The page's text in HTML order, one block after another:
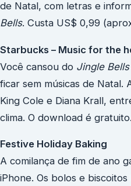
de Natal, com letras e
Bells. Custa US$ 0,99
Starbucks – Music for the
Você cansou do Jingle Bells
ficar sem músicas de Natal.
King Cole e Diana Krall,
clima. O download é gratuito.
Festive Holiday Baking
A comilança de fim de ano
iPhone. Os bolos e